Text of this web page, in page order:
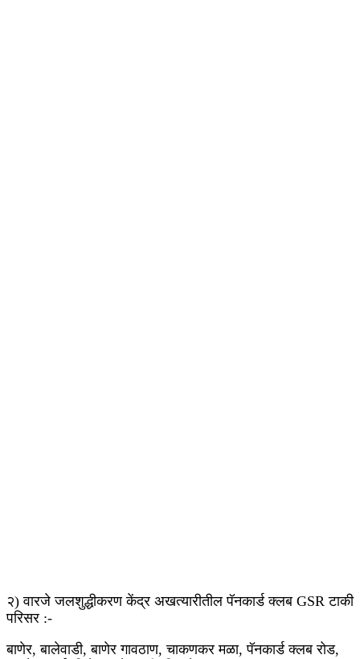
२) वारजे जलशुद्धीकरण केंद्र अखत्यारीतील पॅनकार्ड क्लब GSR टाकी
परिसर :-
बाणेर, बालेवाडी, बाणेर गावठाण, चाकणकर मळा, पॅनकार्ड क्लब रोड,